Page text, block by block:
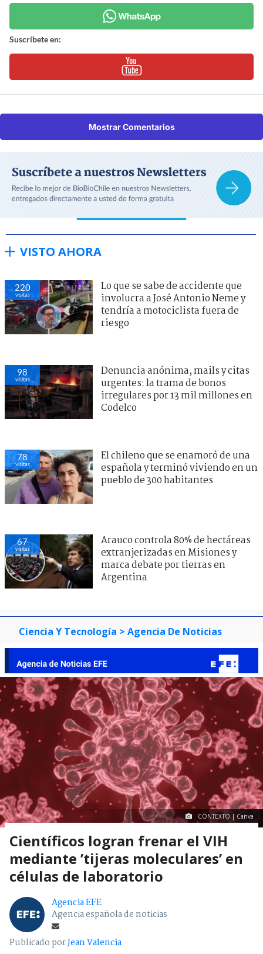
Suscríbete en:
Mostrar Comentarios
VISTO AHORA
220
visitas
Lo que se sabe de accidente que
involucra a José Antonio Neme y
tendría a motociclista fuera de
riesgo
98
visitas
Denuncia anónima, mails y citas
urgentes: la trama de bonos
irregulares por 13 mil millones en
Codelco
78
visitas
El chileno que se enamoró de una
española y terminó viviendo en un
pueblo de 300 habitantes
67
visitas
Arauco controla 80% de hectáreas
extranjerizadas en Misiones y
marca debate por tierras en
Argentina
Ciencia Y Tecnología > Agencia De Noticias
CONTEXTO | Canva
Científicos logran frenar el VIH
mediante ’tijeras moleculares’ en
células de laboratorio
Agencia EFE
Agencia española de noticias
Publicado porJean Valencia